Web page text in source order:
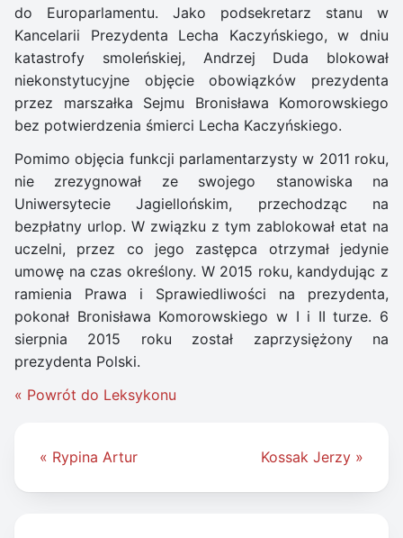
do Europarlamentu. Jako podsekretarz stanu w
Kancelarii Prezydenta Lecha Kaczyńskiego, w dniu
katastrofy smoleńskiej, Andrzej Duda blokował
niekonstytucyjne objęcie obowiązków prezydenta
przez marszałka Sejmu Bronisława Komorowskiego
bez potwierdzenia śmierci Lecha Kaczyńskiego.
Pomimo objęcia funkcji parlamentarzysty w 2011 roku,
nie zrezygnował ze swojego stanowiska na
Uniwersytecie Jagiellońskim, przechodząc na
bezpłatny urlop. W związku z tym zablokował etat na
uczelni, przez co jego zastępca otrzymał jedynie
umowę na czas określony. W 2015 roku, kandydując z
ramienia Prawa i Sprawiedliwości na prezydenta,
pokonał Bronisława Komorowskiego w I i II turze. 6
sierpnia 2015 roku został zaprzysiężony na
prezydenta Polski.
« Powrót do Leksykonu
Nawigacja
« Rypina Artur Kossak Jerzy »